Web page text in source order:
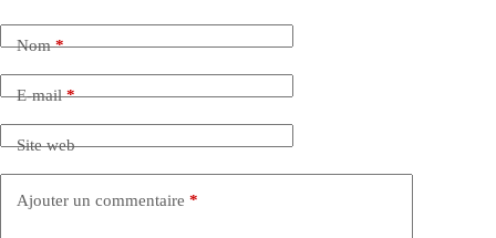
Nom*
E-mail*
Site web
Ajouter un commentaire *